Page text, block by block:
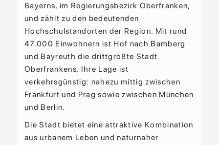
Bayerns, im Regierungsbezirk Oberfranken,
und zählt zu den bedeutenden
Hochschulstandorten der Region. Mit rund
47.000 Einwohnern ist Hof nach Bamberg
und Bayreuth die drittgrößte Stadt
Oberfrankens. Ihre Lage ist
verkehrsgünstig: nahezu mittig zwischen
Frankfurt und Prag sowie zwischen München
und Berlin.
Die Stadt bietet eine attraktive Kombination
aus urbanem Leben und naturnaher